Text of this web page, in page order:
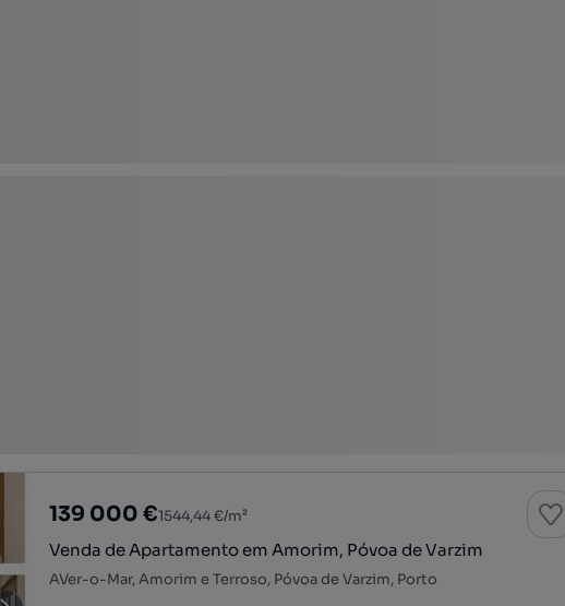
139 000 €1544,44 €/m²
Venda de Apartamento em Amorim, Póvoa de Varzim
AVer-o-Mar, Amorim e Terroso, Póvoa de Varzim, Porto